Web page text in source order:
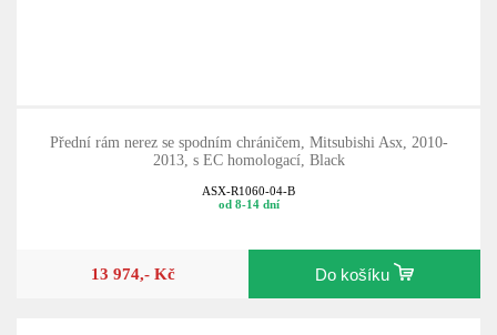
Přední rám nerez se spodním chráničem, Mitsubishi Asx, 2010-
2013, s EC homologací, Black
ASX-R1060-04-B
od 8-14 dní
13 974,- Kč Do košíku